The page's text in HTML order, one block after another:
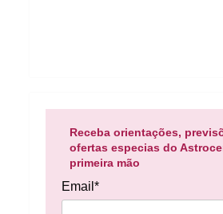
Receba orientações,
ofertas especias do
primeira mão
Email*